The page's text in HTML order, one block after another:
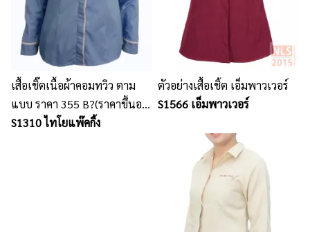
เสื้อเชิ๊ตเนื้อผ้าคอมทวิว ตาม
แบบ ราคา 355 B?(ราคาขึ้นอยู่
กับจำนวน ขนาดรูปแบบ ปัก
S1310 ไทโยแพ๊คกิ้ง
ตัวอย่างเสื้อเชิ้ต เอ็มพาวเวอร์
S1566 เอ็มพาวเวอร์